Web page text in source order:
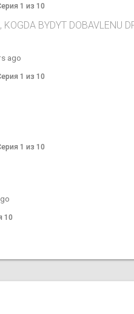
1 из 10
BYDYT DOBAVLENU
ago
1 из 10
1 из 10
10